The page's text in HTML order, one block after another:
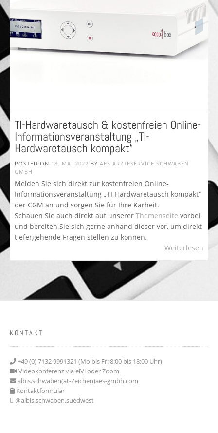
TI-Hardwaretausch & kostenfreien Online-
Informationsveranstaltung „TI-
Hardwaretausch kompakt“
POSTED ON 18. MAI 2022 BY AES ÄRZTESERVICE SCHWABEN
GMBH
Melden Sie sich direkt zur kostenfreien Online-
Informationsveranstaltung „TI-Hardwaretausch kompakt“
der CGM an und sorgen Sie für Ihre Karheit.
Schauen Sie auch direkt auf unserer Themenseite vorbei
und bereiten Sie sich gerne anhand dieser vor, um direkt
tiefergehende Fragen stellen zu können.
Weiterlesen
KONTAKT
+49 (0) 7132 9991321 (Mo bis Fr: 8:00 bis 18:00 Uhr)
Videokonferenz via elVi oder Zoom
albis.schwaben(ät-Zeichen)aes-gmbh.com
Kontaktformular
@albis.schwaben.suedwest